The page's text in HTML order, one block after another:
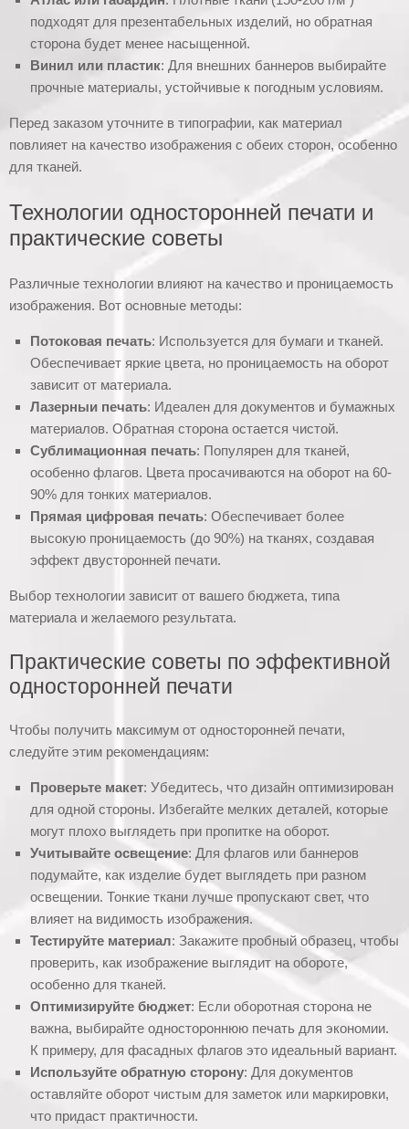
подходят для презентабельных изделий, но обратная
сторона будет менее насыщенной.
Винил или пластик: Для внешних баннеров выбирайте
прочные материалы, устойчивые к погодным условиям.
Перед заказом уточните в типографии, как материал
повлияет на качество изображения с обеих сторон, особенно
для тканей.
Технологии односторонней печати и
практические советы
Различные технологии влияют на качество и проницаемость
изображения. Вот основные методы:
Потоковая печать: Используется для бумаги и тканей.
Обеспечивает яркие цвета, но проницаемость на оборот
зависит от материала.
Лазерныи печать: Идеален для документов и бумажных
материалов. Обратная сторона остается чистой.
Сублимационная печать: Популярен для тканей,
особенно флагов. Цвета просачиваются на оборот на 60-
90% для тонких материалов.
Прямая цифровая печать: Обеспечивает более
высокую проницаемость (до 90%) на тканях, создавая
эффект двусторонней печати.
Выбор технологии зависит от вашего бюджета, типа
материала и желаемого результата.
Практические советы по эффективной
односторонней печати
Чтобы получить максимум от односторонней печати,
следуйте этим рекомендациям:
Проверьте макет: Убедитесь, что дизайн оптимизирован
для одной стороны. Избегайте мелких деталей, которые
могут плохо выглядеть при пропитке на оборот.
Учитывайте освещение: Для флагов или баннеров
подумайте, как изделие будет выглядеть при разном
освещении. Тонкие ткани лучше пропускают свет, что
влияет на видимость изображения.
Тестируйте материал: Закажите пробный образец, чтобы
проверить, как изображение выглядит на обороте,
особенно для тканей.
Оптимизируйте бюджет: Если оборотная сторона не
важна, выбирайте одностороннюю печать для экономии.
К примеру, для фасадных флагов это идеальный вариант.
Используйте обратную сторону: Для документов
оставляйте оборот чистым для заметок или маркировки,
что придаст практичности.